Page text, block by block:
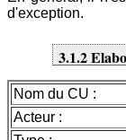
d'exception.
3.1.2
Nom du CU :
Acteur :